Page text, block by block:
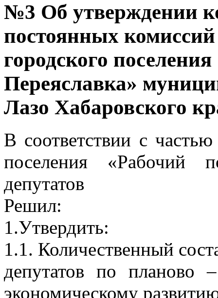
№3 Об утверждении
постоянных
городского
Переяславка»
Лазо Хабаровского
В соответствии с
поселения «Рабочий
депутатов
Решил:
1.Утвердить:
1.1. Количественный
депутатов по планово
экономическому